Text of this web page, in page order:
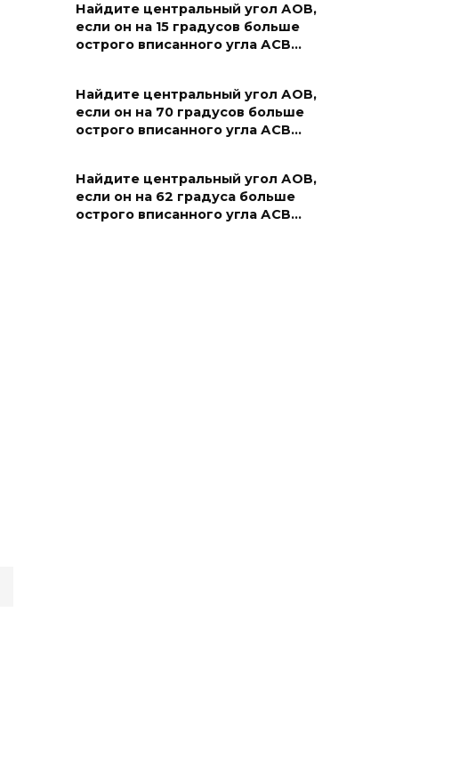
Найдите центральный угол АОВ,
если он на 15 градусов больше
острого вписанного угла АСВ…
Найдите центральный угол АОВ,
если он на 70 градусов больше
острого вписанного угла АСВ…
Найдите центральный угол АОВ,
если он на 62 градуса больше
острого вписанного угла АСВ…